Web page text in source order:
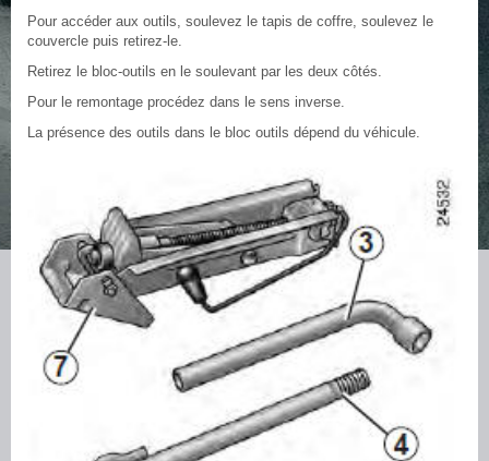
Pour accéder aux outils, soulevez le tapis de coffre, soulevez le
couvercle puis retirez-le.
Retirez le bloc-outils en le soulevant par les deux côtés.
Pour le remontage procédez dans le sens inverse.
La présence des outils dans le bloc outils dépend du véhicule.